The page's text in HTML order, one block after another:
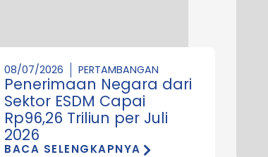
08/07/2026 PERTAMBANGAN
Penerimaan Negara dari
Sektor ESDM Capai
Rp96,26 Triliun per Juli
2026
BACA SELENGKAPNYA